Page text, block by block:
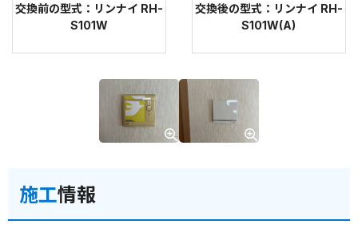
交換前の型式：リンナイ RH-
S101W
交換後の型式：リンナイ RH-
S101W(A)
施工情報